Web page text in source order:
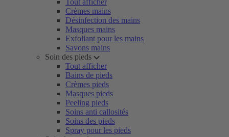
Tout afficher
Crèmes mains
Désinfection des mains
Masques mains
Exfoliant pour les mains
Savons mains
Soin des pieds
Tout afficher
Bains de pieds
Crèmes pieds
Masques pieds
Peeling pieds
Soins anti callosités
Soins des pieds
Spray pour les pieds